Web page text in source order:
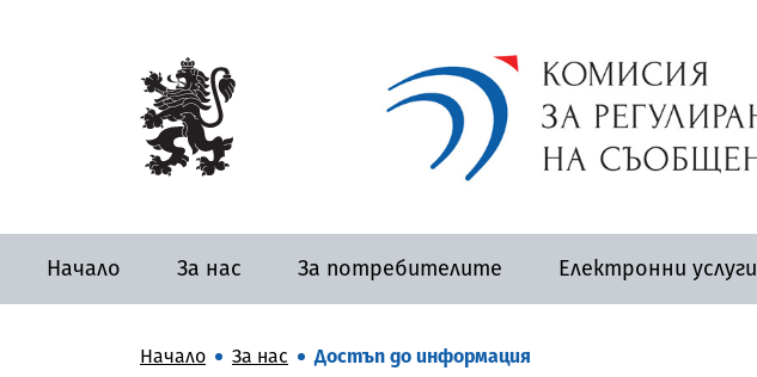
Начало За нас За потребителите Електронни услуги
Начало За нас Достъп до информация